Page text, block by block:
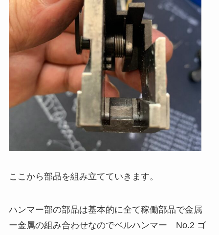
ここから部品を組み立てていきます。
ハンマー部の部品は基本的に全て稼働部品で金属
ー金属の組み合わせなのでベルハンマー No.2 ゴ